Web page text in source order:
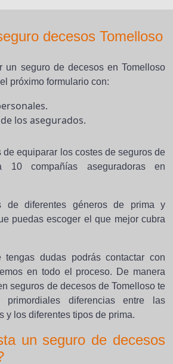
decesos Tomelloso
un seguro de decesos en Tomelloso
próximo formulario con:
los asegurados.
de equiparar los costes de seguros de
10 compañías aseguradoras en
de diferentes géneros de prima y
puedas escoger el que mejor cubra
dudas podrás contactar con
en todo el proceso. De manera
seguros de decesos de Tomelloso te
diferencias entre las
y los diferentes tipos de prima.
un seguro de decesos